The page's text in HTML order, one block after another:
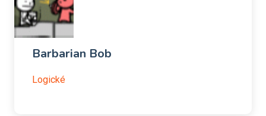
Barbarian Bob
Logické